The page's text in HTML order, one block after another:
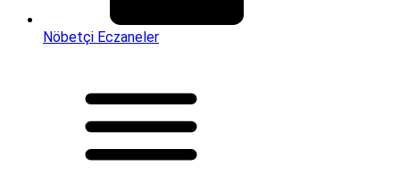
Nöbetçi Eczaneler